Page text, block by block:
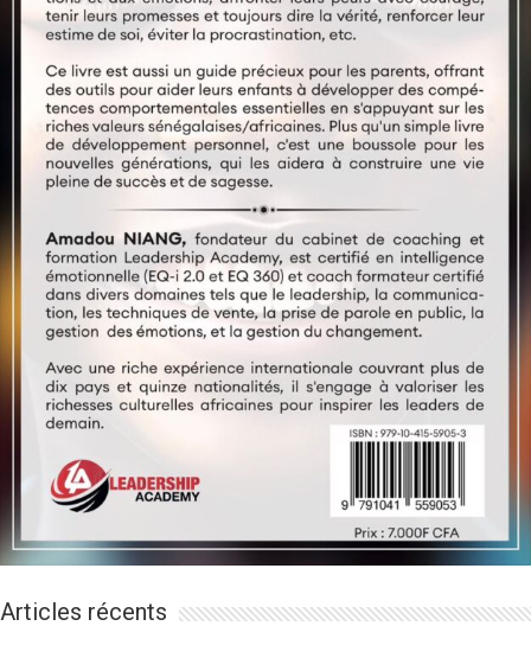
Articles récents